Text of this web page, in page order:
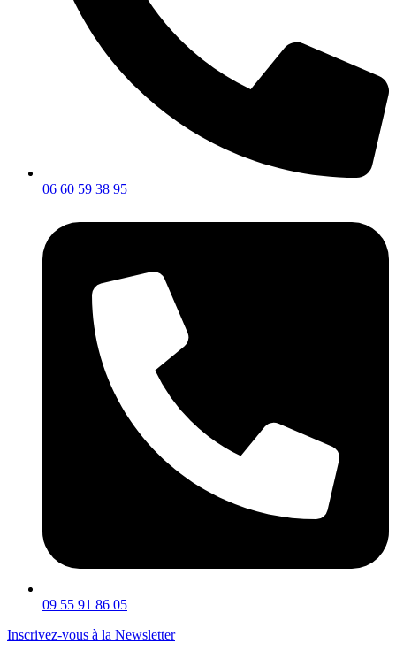
06 60 59 38 95
09 55 91 86 05
Inscrivez-vous à la Newsletter